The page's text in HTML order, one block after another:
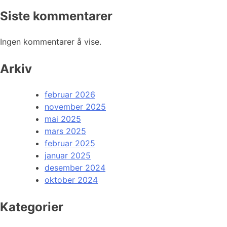
Siste kommentarer
Ingen kommentarer å vise.
Arkiv
februar 2026
november 2025
mai 2025
mars 2025
februar 2025
januar 2025
desember 2024
oktober 2024
Kategorier